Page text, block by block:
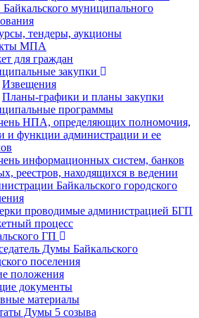
Байкальского муниципального
тендеры, аукционы
МПА
для граждан
закупки
Извещения
Планы-графики и планы закупки
программы
НПА, определяющих полномочия,
и функции администрации и ее
информационных систем, банков
реестров, находящихся в ведении
Байкальского городского
проводимые администрацией БГП
процесс
ГП
Думы Байкальского
поселения
положения
документы
материалы
Думы 5 созыва